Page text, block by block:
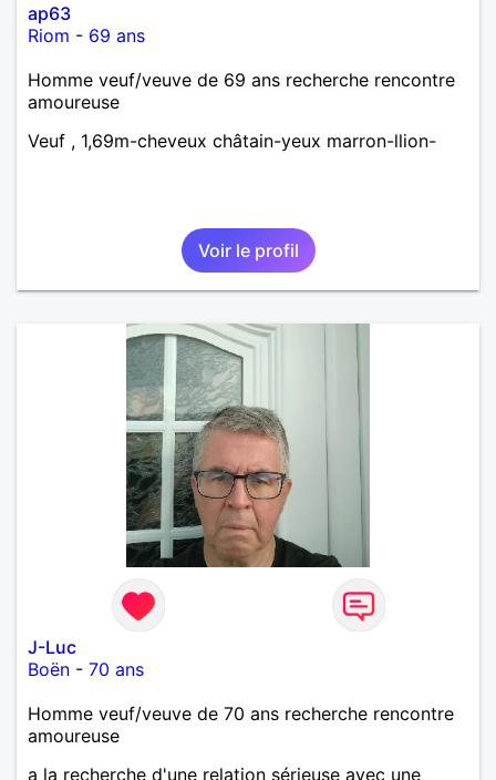
ap63
Riom - 69 ans
Homme veuf/veuve de 69 ans recherche rencontre
amoureuse
Veuf , 1,69m-cheveux châtain-yeux marron-llion-
Voir le profil
J-Luc
Boën - 70 ans
Homme veuf/veuve de 70 ans recherche rencontre
amoureuse
a la recherche d'une relation sérieuse avec une